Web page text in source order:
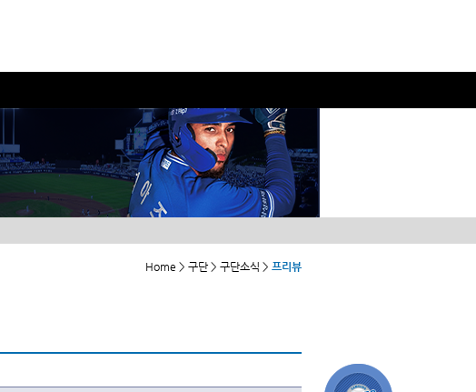
Home > 구단 > 구단소식 > 프리뷰